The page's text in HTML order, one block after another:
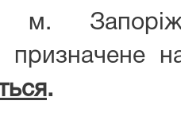
м.
призначене
.